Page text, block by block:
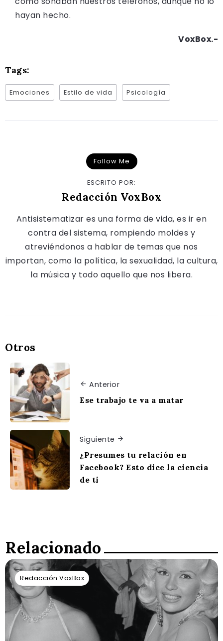
hayan hecho.
VoxBox.-
Tags:
Emociones Estilo de vida Psicología
Follow Me
ESCRITO POR:
Redacción VoxBox
Antisistematizar es una forma de vida, es ir en
contra del sistema, rompiendo moldes y
atreviéndonos a hablar de temas que nos
importan, como la política, la sexualidad, la cultura,
la música y todo aquello que nos libera.
Otros
Anterior
Ese trabajo te va a matar
Siguiente
¿Presumes tu relación en
Facebook? Esto dice la ciencia
de ti
Relacionado
Redacción VoxBox